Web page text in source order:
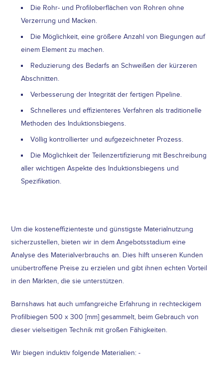
Die Rohr- und Profiloberflächen von Rohren ohne
Verzerrung und Macken.
Die Möglichkeit, eine größere Anzahl von Biegungen auf
einem Element zu machen.
Reduzierung des Bedarfs an Schweißen der kürzeren
Abschnitten.
Verbesserung der Integrität der fertigen Pipeline.
Schnelleres und effizienteres Verfahren als traditionelle
Methoden des Induktionsbiegens.
Völlig kontrollierter und aufgezeichneter Prozess.
Die Möglichkeit der Teilenzertifizierung mit Beschreibung
aller wichtigen Aspekte des Induktionsbiegens und
Spezifikation.
Um die kosteneffizienteste und günstigste Materialnutzung
sicherzustellen, bieten wir in dem Angebotsstadium eine
Analyse des Materialverbrauchs an. Dies hilft unseren Kunden
unübertroffene Preise zu erzielen und gibt ihnen echten Vorteil
in den Märkten, die sie unterstützen.
Barnshaws hat auch umfangreiche Erfahrung in rechteckigem
Profilbiegen 500 x 300 [mm] gesammelt, beim Gebrauch von
dieser vielseitigen Technik mit großen Fähigkeiten.
Wir biegen induktiv folgende Materialien: -